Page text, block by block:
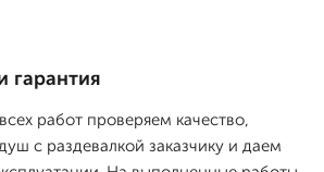
гарантия
работ проверяем качество,
с раздевалкой заказчику и даем